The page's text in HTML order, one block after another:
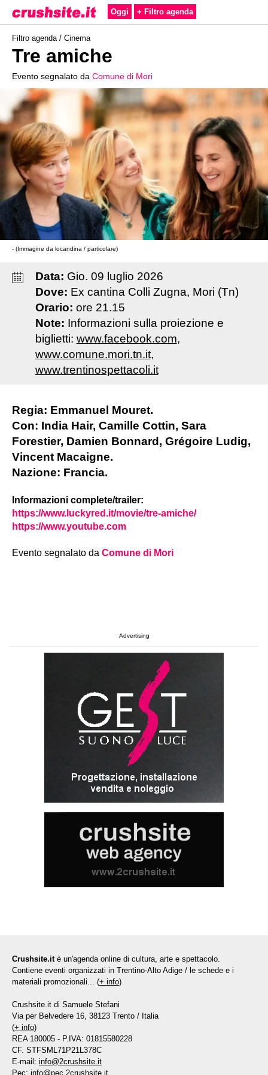
Oggi + Filtro agenda
Filtro agenda / Cinema
Tre amiche
Evento segnalato da Comune di Mori
- (Immagine da locandina / particolare)
Data: Gio. 09 luglio 2026
Dove: Ex cantina Colli Zugna, Mori (Tn)
Orario: ore 21.15
Note: Informazioni sulla proiezione e
biglietti: www.facebook.com,
www.comune.mori.tn.it,
www.trentinospettacoli.it
Regia: Emmanuel Mouret.
Con: India Hair, Camille Cottin, Sara
Forestier, Damien Bonnard, Grégoire Ludig,
Vincent Macaigne.
Nazione: Francia.
Informazioni complete/trailer:
https://www.luckyred.it/movie/tre-amiche/
https://www.youtube.com
Evento segnalato da Comune di Mori
Advertising
Crushsite.it è un'agenda online di cultura, arte e spettacolo.
Contiene eventi organizzati in Trentino-Alto Adige / le schede e i
materiali promozionali... (+ info)
Crushsite.it di Samuele Stefani
Via per Belvedere 16, 38123 Trento / Italia
(+ info)
REA 180005 - P.IVA: 01815580228
CF. STFSML71P21L378C
E-mail: info@2crushsite.it
Pec: info@pec.2crushsite.it